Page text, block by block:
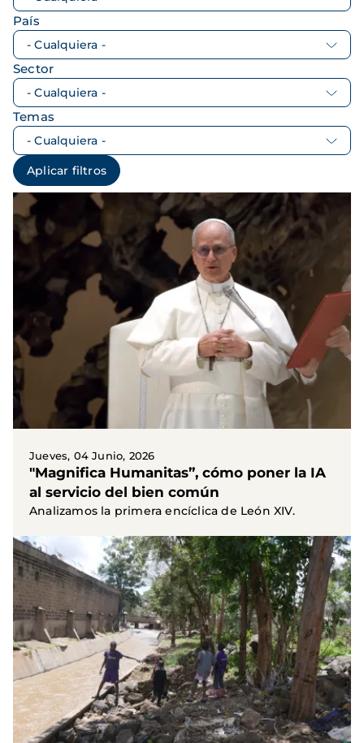
País
Sector
Temas
Jueves, 04 Junio, 2026
"Magnifica Humanitas”, cómo poner la IA
al servicio del bien común
Analizamos la primera encíclica de León XIV.